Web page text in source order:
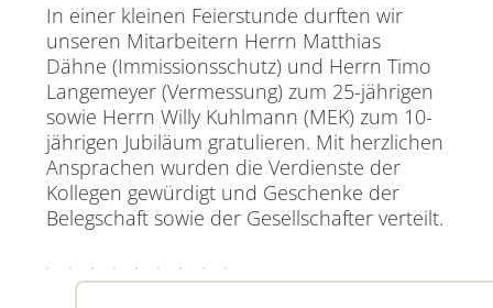
In einer kleinen Feierstunde durften wir
unseren Mitarbeitern Herrn Matthias
Dähne (Immissionsschutz) und Herrn Timo
Langemeyer (Vermessung) zum 25-jährigen
sowie Herrn Willy Kuhlmann (MEK) zum 10-
jährigen Jubiläum gratulieren. Mit herzlichen
Ansprachen wurden die Verdienste der
Kollegen gewürdigt und Geschenke der
Belegschaft sowie der Gesellschafter verteilt.